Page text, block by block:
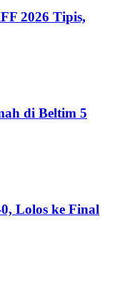
2026 Tipis,
di Beltim 5
Lolos ke Final